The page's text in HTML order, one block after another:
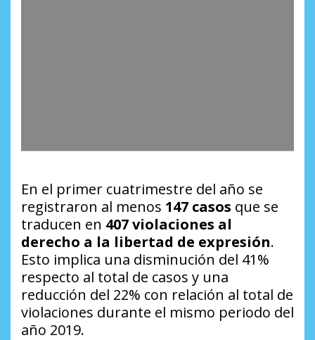
En el primer cuatrimestre del año se
registraron al menos 147 casos que se
traducen en 407 violaciones al
derecho a la libertad de expresión.
Esto implica una disminución del 41%
respecto al total de casos y una
reducción del 22% con relación al total de
violaciones durante el mismo periodo del
año 2019.